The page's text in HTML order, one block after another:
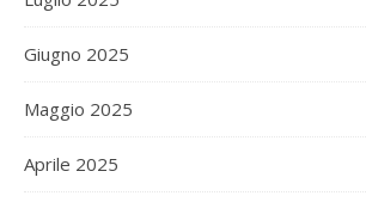
Giugno 2025
Maggio 2025
Aprile 2025